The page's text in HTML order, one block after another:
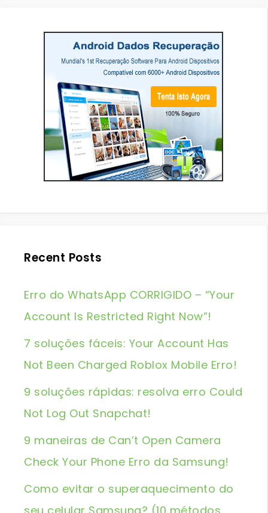
Recent Posts
Erro do WhatsApp CORRIGIDO – “Your
Account Is Restricted Right Now”!
7 soluções fáceis: Your Account Has
Not Been Charged Roblox Mobile Erro!
9 soluções rápidas: resolva erro Could
Not Log Out Snapchat!
9 maneiras de Can’t Open Camera
Check Your Phone Erro da Samsung!
Como evitar o superaquecimento do